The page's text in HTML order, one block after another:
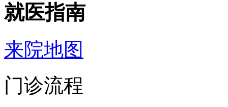
就医指南
来院地图
门诊流程